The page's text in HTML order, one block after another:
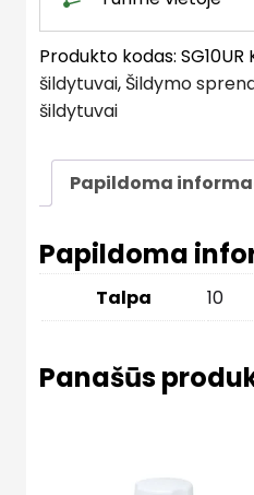
Produkto kodas: SG10UR
šildytuvai, Šildymo
šildytuvai
Papildoma
Papildoma
Talpa 10
Panašūs